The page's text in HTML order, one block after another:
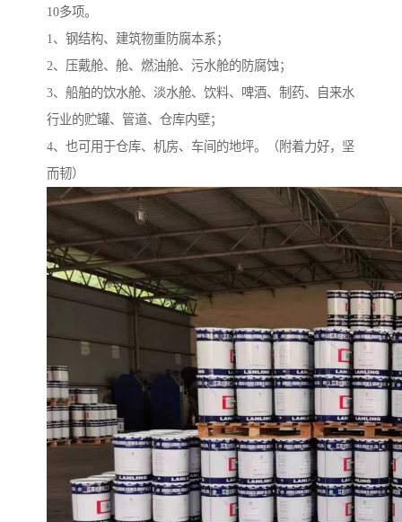
10多项。
1、钢结构、建筑物重防腐本系；
2、压戴舱、舱、燃油舱、污水舱的防腐蚀；
3、船舶的饮水舱、淡水舱、饮料、啤酒、制药、自来水
行业的贮罐、管道、仓库内壁；
4、也可用于仓库、机房、车间的地坪。（附着力好，坚
而韧）